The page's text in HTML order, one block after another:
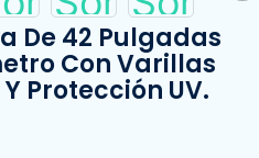
De 42 Pulgadas
Con Varillas
Protección UV.